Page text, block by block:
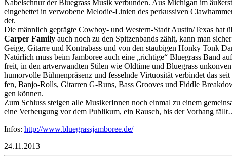
Na­bel­schnur der Blu­e­grass Musik ver­bun­den. Aus Mi­chi­gan im
ein­ge­bet­tet in ver­wo­be­ne Me­lo­die-​Li­ni­en des per­kus­si­ven
det.
Die männ­lich ge­präg­te Cow­boy-​ und Wes­tern-​Stadt Aus­tin/Texas
Car­per Fa­mi­ly auch noch zu den Spit­zen­bands zählt, kann man
Geige, Gi­tar­re und Kon­tra­bass und von den stau­bi­gen Honky Tonk
Na­tür­lich muss beim Jam­bo­ree auch eine „rich­ti­ge“ Blu­e­grass Band
freit, in den art­ver­wand­ten Sti­len wie Old­ti­me und Blu­e­grass
hu­mor­vol­le Büh­nen­prä­senz und fes­seln­de Vir­tuo­si­tät ver­bin­det das
fen, Ban­jo-​Rolls, Gi­tar­ren G-​Runs, Bass Groo­ves und Fidd­le
gen kön­nen.
Zum Schluss stei­gen alle Mu­si­kerInnen noch ein­mal zu einem
eine Ver­beu­gung vor dem Pu­bli­kum, ein Rausch, bis der Vor­hang
Infos: http://www.bluegrassjamboree.de/
24.11.2013